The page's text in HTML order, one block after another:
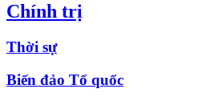
Chính trị
Thời sự
Biển đảo Tổ quốc